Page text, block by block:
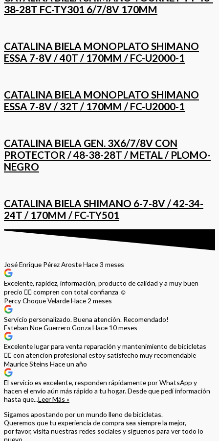
38-28T FC-TY301 6/7/8V 170MM
CATALINA BIELA MONOPLATO SHIMANO
ESSA 7-8V / 40T / 170MM / FC-U2000-1
CATALINA BIELA MONOPLATO SHIMANO
ESSA 7-8V / 32T / 170MM / FC-U2000-1
CATALINA BIELA GEN. 3X6/7/8V CON
PROTECTOR / 48-38-28T / METAL / PLOMO-
NEGRO
CATALINA BIELA SHIMANO 6-7-8V / 42-34-
24T / 170MM / FC-TY501
José Enrique Pérez ArosteHace 3 meses
Excelente, rapidez, información, producto de calidad y a muy buen
precio 👌🏻 compren con total confianza ☺️
Percy Choque VelardeHace 2 meses
Servicio personalizado. Buena atención. Recomendado!
Esteban Noe Guerrero Gonza Hace 10 meses
Excelente lugar para venta reparación y mantenimiento de bicicletas
🚵‍♀️ con atencion profesional estoy satisfecho muy recomendable
Maurice Steins Hace un año
El servicio es excelente, responden rápidamente por WhatsApp y
hacen el envío aún más rápido a tu hogar. Desde que pedí información
hasta que...Leer Más »
Sigamos apostando por un mundo lleno de bicicletas.
Queremos que tu experiencia de compra sea siempre la mejor,
por favor, visita nuestras redes sociales y síguenos para ver todo lo